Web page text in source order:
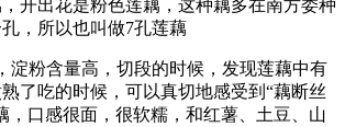
开出花是粉色莲藕，这种藕多在南方委种
，所以也叫做7孔莲藕
淀粉含量高，切段的时候，发现莲藕中有
了吃的时候，可以真切地感受到“藕断丝
，口感很面，很软糯，和红薯、土豆、山